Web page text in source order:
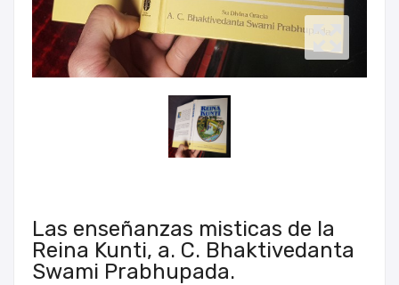
Las enseñanzas misticas de la
Reina Kunti, a. C. Bhaktivedanta
Swami Prabhupada.